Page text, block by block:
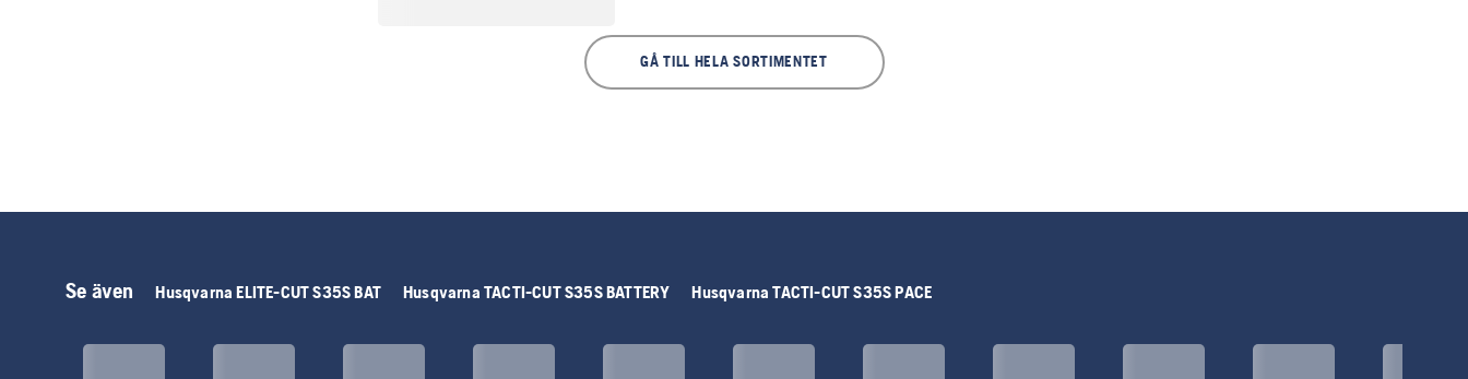
GÅ TILL HELA SORTIMENTET
Se även Husqvarna ELITE-CUT S35S BAT Husqvarna TACTI-CUT S35S BATTERY Husqvarna TACTI-CUT S35S PACE